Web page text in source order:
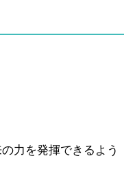
力を発揮できるよう